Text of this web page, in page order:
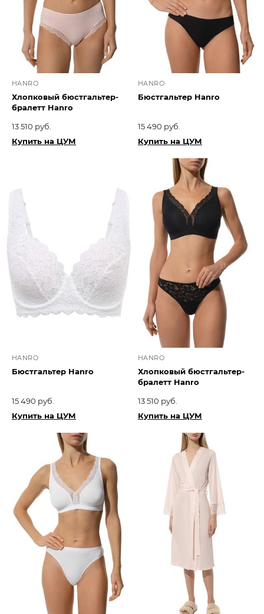
HANRO
Хлопковый бюстгальтер-
бралетт Hanro
13 510 руб.
Купить на ЦУМ
HANRO
Бюстгальтер Hanro
15 490 руб.
Купить на ЦУМ
HANRO
Бюстгальтер Hanro
15 490 руб.
Купить на ЦУМ
HANRO
Хлопковый бюстгальтер-
бралетт Hanro
13 510 руб.
Купить на ЦУМ